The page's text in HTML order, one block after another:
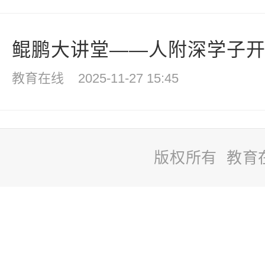
鲲鹏大讲堂——人附深学子
教育在线 2025-11-27 15:45
版权所有 教育